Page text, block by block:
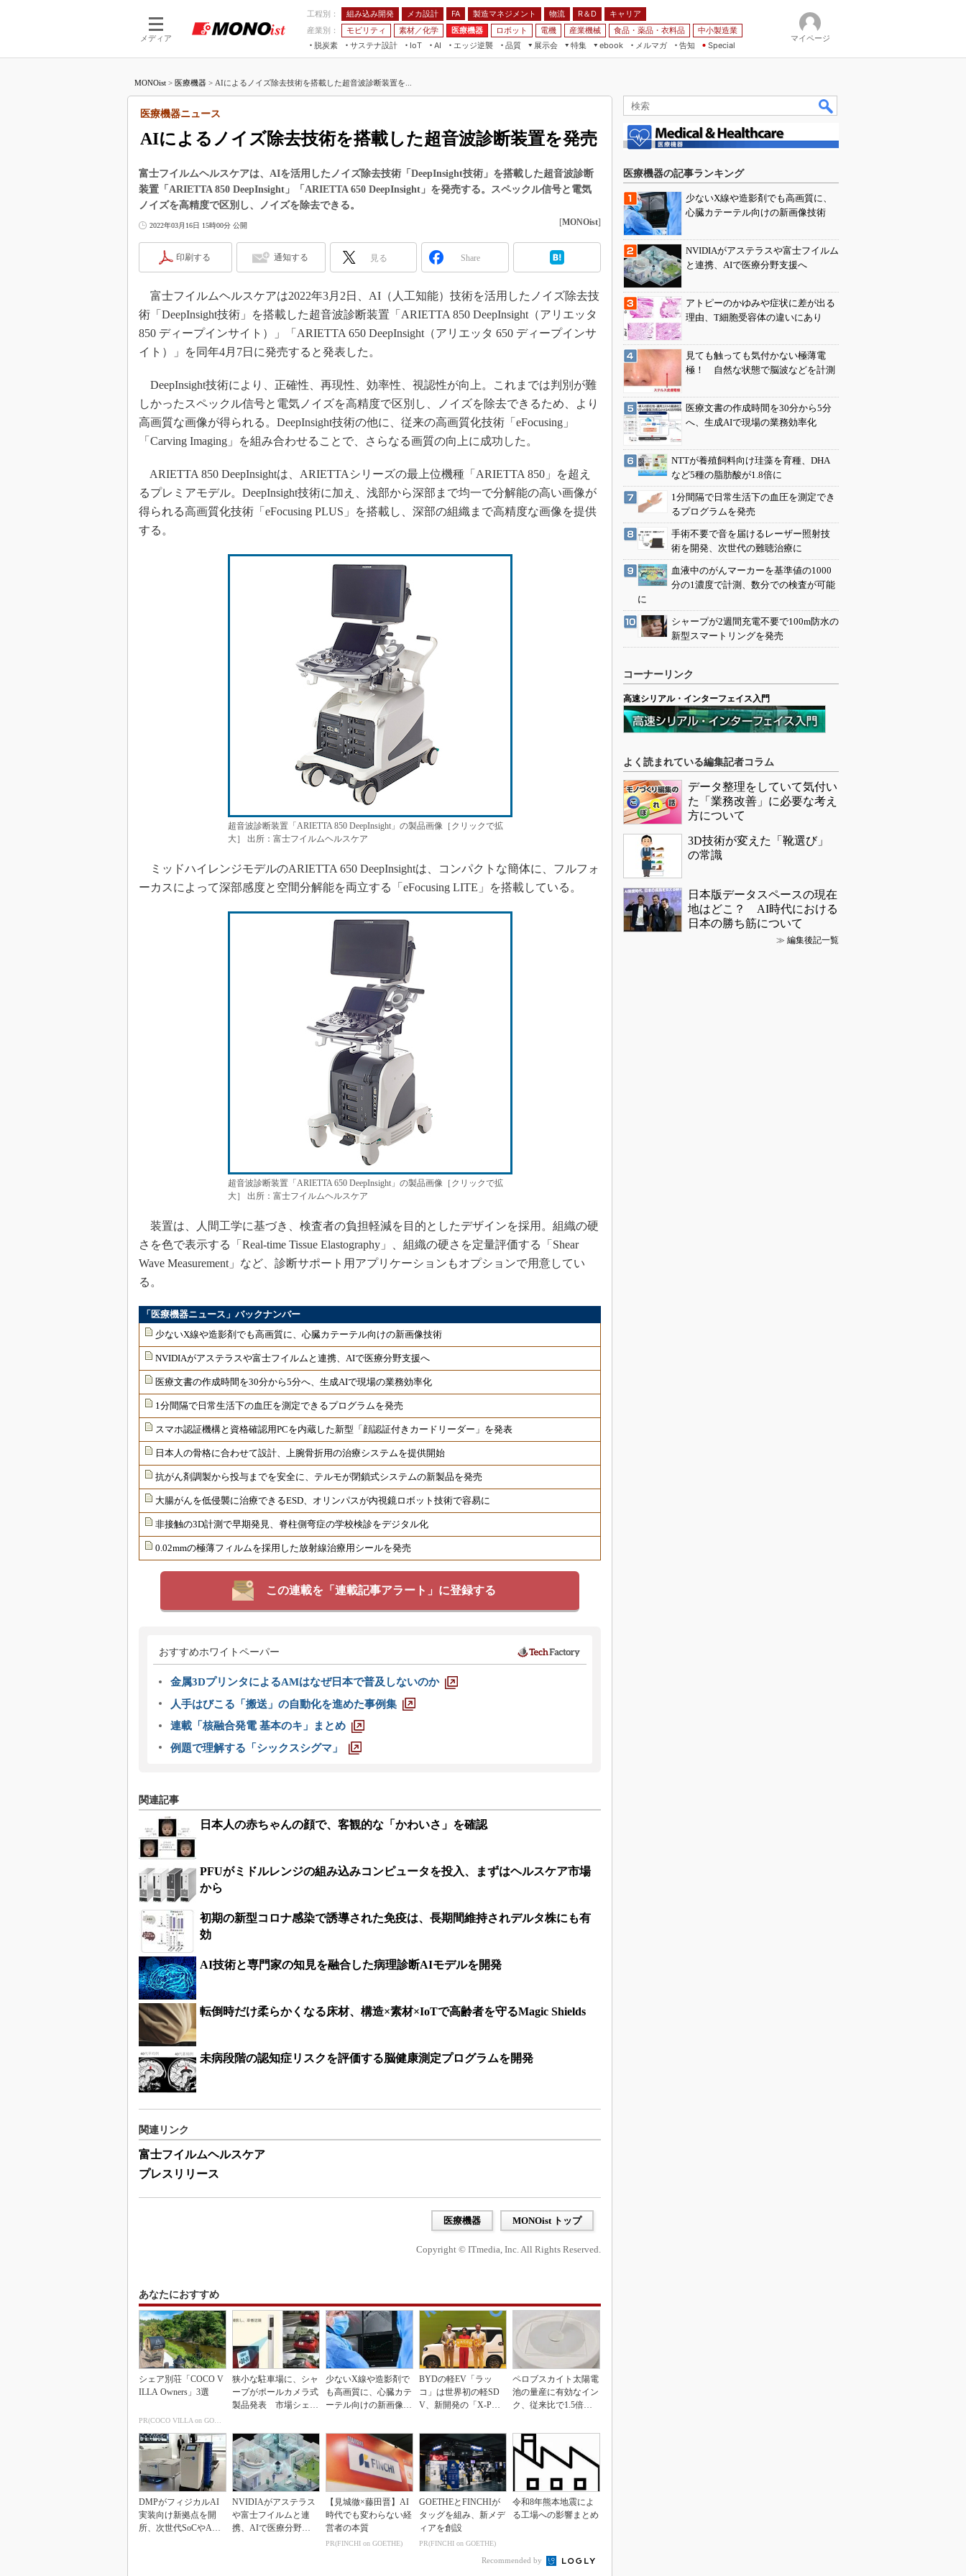
メディア
工程別： 組み込み開発 メカ設計 FA 製造マネジメント 物流 R＆D
キャリア
産業別：
モビリティ 素材／化学 医療機器 ロボット 電機 産業機械 食品・薬品・衣料品
中小製造業
脱炭素
サステナ設計
IoT
つながる工場
AI
AI×設備保全
エッジ逆襲 品質
展示会
JIMTOF
IIFES
ジャパンモビリティショー
スマート工場EXPO
EdgeTech+
日本ものづくりワールド
AUTOMOTIVE WORLD
産業オープンネット展
特集
VR／AR
フィールドサービス
FPGA
組み込み画像技術
車載ソフト開発
無償設計ツール
3Dプリンタ
インダストリー4.0
イノベーション
製造業ビッグデータ
植物工場
知財マネジメント
ebook
FA
モビリティ
素材／化学
メルマガ
告知 Special
マイページ
MONOist > 医療機器 > AIによるノイズ除去技術を搭載した超音波診断装置を...
AIによるノイズ除去技術を搭載した超音波診断装置を発売
医療機器ニュース
富士フイルムヘルスケアは、AIを活用したノイズ除去技術「DeepInsight技術」を搭載した超音波診断
装置「ARIETTA 850 DeepInsight」「ARIETTA 650 DeepInsight」を発売する。スペックル信号と電気
ノイズを高精度で区別し、ノイズを除去できる。
2022年03月16日 15時00分 公開 [MONOist]
印刷する 通知する 見る Share
富士フイルムヘルスケアは2022年3月2日、AI（人工知能）技術を活用したノイズ除去技
術「DeepInsight技術」を搭載した超音波診断装置「ARIETTA 850 DeepInsight（アリエッタ
850 ディープインサイト）」「ARIETTA 650 DeepInsight（アリエッタ 650 ディープインサ
イト）」を同年4月7日に発売すると発表した。
DeepInsight技術により、正確性、再現性、効率性、視認性が向上。これまでは判別が難
しかったスペックル信号と電気ノイズを高精度で区別し、ノイズを除去できるため、より
高画質な画像が得られる。DeepInsight技術の他に、従来の高画質化技術「eFocusing」
「Carving Imaging」を組み合わせることで、さらなる画質の向上に成功した。
ARIETTA 850 DeepInsightは、ARIETTAシリーズの最上位機種「ARIETTA 850」を超え
るプレミアモデル。DeepInsight技術に加え、浅部から深部まで均一で分解能の高い画像が
得られる高画質化技術「eFocusing PLUS」を搭載し、深部の組織まで高精度な画像を提供
する。
超音波診断装置「ARIETTA 850 DeepInsight」の製品画像［クリックで拡
大］ 出所：富士フイルムヘルスケア
ミッドハイレンジモデルのARIETTA 650 DeepInsightは、コンパクトな簡体に、フルフォ
ーカスによって深部感度と空間分解能を両立する「eFocusing LITE」を搭載している。
超音波診断装置「ARIETTA 650 DeepInsight」の製品画像［クリックで拡
大］ 出所：富士フイルムヘルスケア
装置は、人間工学に基づき、検査者の負担軽減を目的としたデザインを採用。組織の硬
さを色で表示する「Real-time Tissue Elastography」、組織の硬さを定量評価する「Shear
Wave Measurement」など、診断サポート用アプリケーションもオプションで用意してい
る。
「医療機器ニュース」バックナンバー
少ないX線や造影剤でも高画質に、心臓カテーテル向けの新画像技術
NVIDIAがアステラスや富士フイルムと連携、AIで医療分野支援へ
医療文書の作成時間を30分から5分へ、生成AIで現場の業務効率化
1分間隔で日常生活下の血圧を測定できるプログラムを発売
スマホ認証機構と資格確認用PCを内蔵した新型「顔認証付きカードリーダー」を発表
日本人の骨格に合わせて設計、上腕骨折用の治療システムを提供開始
抗がん剤調製から投与までを安全に、テルモが閉鎖式システムの新製品を発売
大腸がんを低侵襲に治療できるESD、オリンパスが内視鏡ロボット技術で容易に
非接触の3D計測で早期発見、脊柱側弯症の学校検診をデジタル化
0.02mmの極薄フィルムを採用した放射線治療用シールを発売
この連載を「連載記事アラート」に登録する
おすすめホワイトペーパー
金属3DプリンタによるAMはなぜ日本で普及しないのか
人手はびこる「搬送」の自動化を進めた事例集
連載「核融合発電 基本のキ」まとめ
例題で理解する「シックスシグマ」
関連記事
日本人の赤ちゃんの顔で、客観的な「かわいさ」を確認
PFUがミドルレンジの組み込みコンピュータを投入、まずはヘルスケア市場
から
初期の新型コロナ感染で誘導された免疫は、長期間維持されデルタ株にも有
効
AI技術と専門家の知見を融合した病理診断AIモデルを開発
転倒時だけ柔らかくなる床材、構造×素材×IoTで高齢者を守るMagic Shields
未病段階の認知症リスクを評価する脳健康測定プログラムを開発
関連リンク
富士フイルムヘルスケア
プレスリリース
医療機器 MONOist トップ
Copyright © ITmedia, Inc. All Rights Reserved.
あなたにおすすめ
シェア別荘「COCO V
ILLA Owners」3選
PR(COCO VILLA on GOETHE)
狭小な駐車場に、シャ
ープがポールカメラ式
製品発表 市場シェア
少ないX線や造影剤で
も高画質に、心臓カテ
ーテル向けの新画像技
BYDの軽EV「ラッ
コ」は世界初の軽SD
V、新開発の「X-PAC
ペロブスカイト太陽電
池の量産に有効なイン
ク、従来比で1.5倍の
DMPがフィジカルAI
実装向け新拠点を開
所、次世代SoCやAM
NVIDIAがアステラス
や富士フイルムと連
携、AIで医療分野支
【見城徹×藤田晋】AI
時代でも変わらない経
営者の本質
PR(FINCHI on GOETHE)
GOETHEとFINCHIが
タッグを組み、新メデ
ィアを創設
PR(FINCHI on GOETHE)
令和8年熊本地震によ
る工場への影響まとめ
Recommended by
医療機器の記事ランキング
少ないX線や造影剤でも高画質に、
心臓カテーテル向けの新画像技術
NVIDIAがアステラスや富士フイルム
と連携、AIで医療分野支援へ
アトピーのかゆみや症状に差が出る
理由、T細胞受容体の違いにあり
見ても触っても気付かない極薄電
極！ 自然な状態で脳波などを計測
医療文書の作成時間を30分から5分
へ、生成AIで現場の業務効率化
NTTが養殖飼料向け珪藻を育種、DHA
など5種の脂肪酸が1.8倍に
1分間隔で日常生活下の血圧を測定でき
るプログラムを発売
手術不要で音を届けるレーザー照射技
術を開発、次世代の難聴治療に
血液中のがんマーカーを基準値の1000
分の1濃度で計測、数分での検査が可能
に
シャープが2週間充電不要で100m防水の
新型スマートリングを発売
コーナーリンク
高速シリアル・インターフェイス入門
よく読まれている編集記者コラム
データ整理をしていて気付い
た「業務改善」に必要な考え
方について
3D技術が変えた「靴選び」
の常識
日本版データスペースの現在
地はどこ？ AI時代における
日本の勝ち筋について
≫ 編集後記一覧